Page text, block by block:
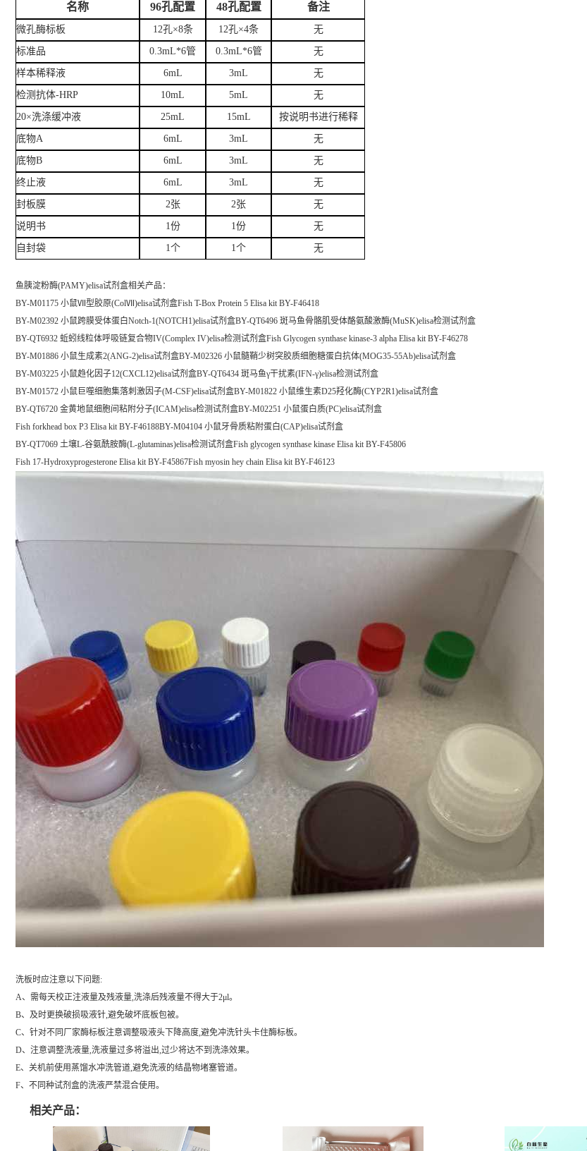
名称 96孔配置 48孔配置 备注
微孔酶标板 12孔×8条 12孔×4条 无
标准品 0.3mL*6管 0.3mL*6管 无
样本稀释液 6mL 3mL 无
检测抗体-HRP 10mL 5mL 无
20×洗涤缓冲液 25mL 15mL 按说明书进行稀释
底物A 6mL 3mL 无
底物B 6mL 3mL 无
终止液 6mL 3mL 无
封板膜 2张 2张 无
说明书 1份 1份 无
自封袋 1个 1个 无
鱼胰淀粉酶(PAMY)elisa试剂盒相关产品：
BY-M01175 小鼠Ⅶ型胶原(ColⅦ)elisa试剂盒Fish T-Box Protein 5 Elisa kit BY-F46418
BY-M02392 小鼠跨膜受体蛋白Notch-1(NOTCH1)elisa试剂盒BY-QT6496 斑马鱼骨骼肌受体酪氨酸激酶(MuSK)elisa检测试剂盒
BY-QT6932 蚯蚓线粒体呼吸链复合物IV(Complex IV)elisa检测试剂盒Fish Glycogen synthase kinase-3 alpha Elisa kit BY-F46278
BY-M01886 小鼠生成素2(ANG-2)elisa试剂盒BY-M02326 小鼠髓鞘少树突胶质细胞糖蛋白抗体(MOG35-55Ab)elisa试剂盒
BY-M03225 小鼠趋化因子12(CXCL12)elisa试剂盒BY-QT6434 斑马鱼γ干扰素(IFN-γ)elisa检测试剂盒
BY-M01572 小鼠巨噬细胞集落刺激因子(M-CSF)elisa试剂盒BY-M01822 小鼠维生素D25羟化酶(CYP2R1)elisa试剂盒
BY-QT6720 金黄地鼠细胞间粘附分子(ICAM)elisa检测试剂盒BY-M02251 小鼠蛋白质(PC)elisa试剂盒
Fish forkhead box P3 Elisa kit BY-F46188BY-M04104 小鼠牙骨质粘附蛋白(CAP)elisa试剂盒
BY-QT7069 土壤L-谷氨酰胺酶(L-glutaminas)elisa检测试剂盒Fish glycogen synthase kinase Elisa kit BY-F45806
Fish 17-Hydroxyprogesterone Elisa kit BY-F45867Fish myosin hey chain Elisa kit BY-F46123
洗板时应注意以下问题:
A、需每天校正注液量及残液量,洗涤后残液量不得大于2μl。
B、及时更换破损吸液针,避免破坏底板包被。
C、针对不同厂家酶标板注意调整吸液头下降高度,避免冲洗针头卡住酶标板。
D、注意调整洗液量,洗液量过多将溢出,过少将达不到洗涤效果。
E、关机前使用蒸馏水冲洗管道,避免洗液的结晶物堵塞管道。
F、不同种试剂盒的洗液严禁混合使用。
相关产品：